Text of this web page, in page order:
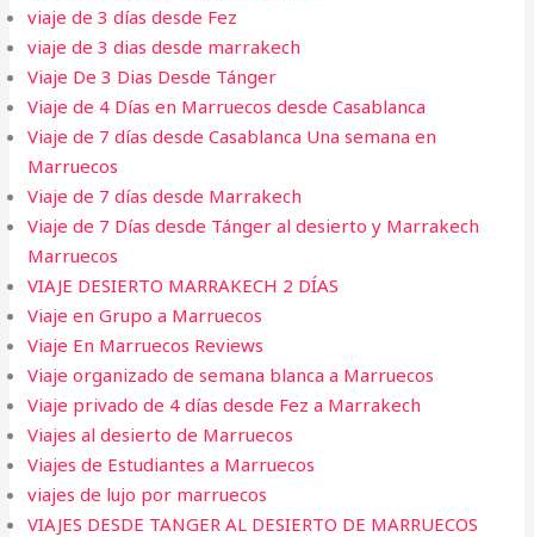
viaje de 3 días desde Fez
viaje de 3 dias desde marrakech
Viaje De 3 Dias Desde Tánger
Viaje de 4 Días en Marruecos desde Casablanca
Viaje de 7 días desde Casablanca Una semana en
Marruecos
Viaje de 7 días desde Marrakech
Viaje de 7 Días desde Tánger al desierto y Marrakech
Marruecos
VIAJE DESIERTO MARRAKECH 2 DÍAS
Viaje en Grupo a Marruecos
Viaje En Marruecos Reviews
Viaje organizado de semana blanca a Marruecos
Viaje privado de 4 días desde Fez a Marrakech
Viajes al desierto de Marruecos
Viajes de Estudiantes a Marruecos
viajes de lujo por marruecos
VIAJES DESDE TANGER AL DESIERTO DE MARRUECOS